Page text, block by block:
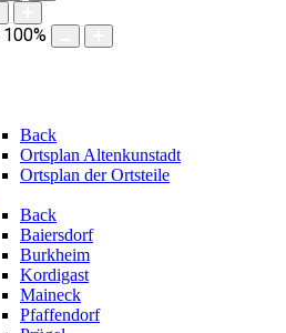
100%
Back
Ortsplan Altenkunstadt
Ortsplan der Ortsteile
Back
Baiersdorf
Burkheim
Kordigast
Maineck
Pfaffendorf